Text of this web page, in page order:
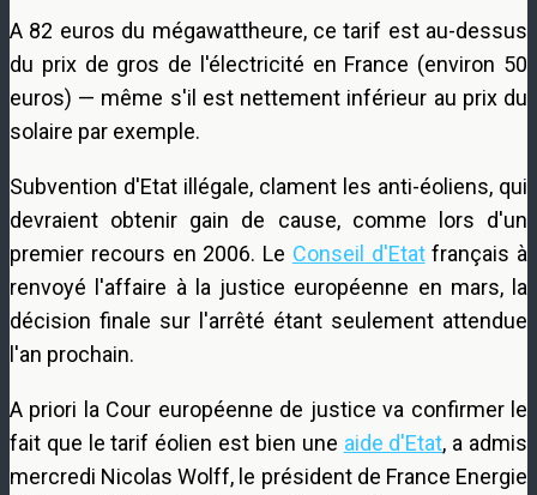
A 82 euros du mégawattheure, ce tarif est au-dessus
du prix de gros de l'électricité en France (environ 50
euros) — même s'il est nettement inférieur au prix du
solaire par exemple.
Subvention d'Etat illégale, clament les anti-éoliens, qui
devraient obtenir gain de cause, comme lors d'un
premier recours en 2006. Le Conseil d'Etatfrançais à
renvoyé l'affaire à la justice européenne en mars, la
décision finale sur l'arrêté étant seulement attendue
l'an prochain.
A priori la Cour européenne de justice va confirmer le
fait que le tarif éolien est bien une aide d'Etat, a admis
mercredi Nicolas Wolff, le président de France Energie